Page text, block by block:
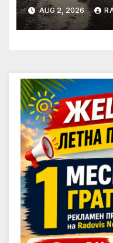
AUG 2, 2026